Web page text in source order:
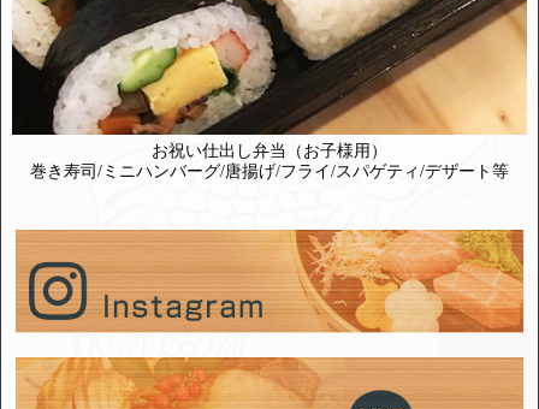
お祝い仕出し弁当（お子様用）
巻き寿司/ミニハンバーグ/唐揚げ/フライ/スパゲティ/デザート等